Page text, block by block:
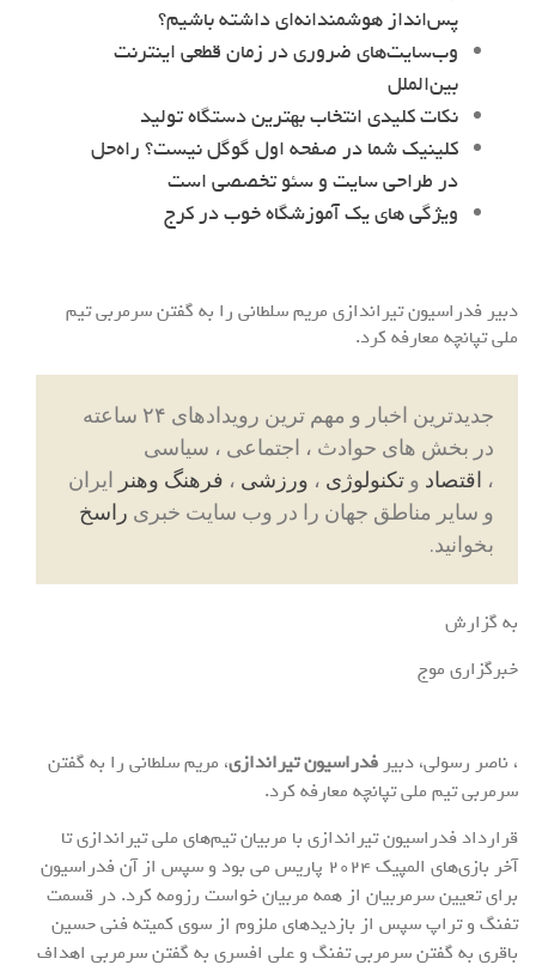
پس‌انداز هوشمندانه‌ای داشته باشیم؟
وب‌سایت‌های ضروری در زمان قطعی اینترنت
بین‌الملل
نکات کلیدی انتخاب بهترین دستگاه تولید
کلینیک شما در صفحه اول گوگل نیست؟ راه‌حل
در طراحی سایت و سئو تخصصی است
ویژگی های یک آموزشگاه خوب در کرج
دبیر فدراسیون تیراندازی مریم سلطانی را به گفتن سرمربی تیم
ملی تپانچه معارفه کرد.
جدیدترین اخبار و مهم ترین رویدادهای ۲۴ ساعته
در بخش های حوادث ، اجتماعی ، سیاسی
، اقتصاد و تکنولوژی ، ورزشی ، فرهنگ وهنر ایران
و سایر مناطق جهان را در وب سایت خبری راسخ
بخوانید.
به گزارش
خبرگزاری موج
، ناصر رسولی، دبیر فدراسیون تیراندازی، مریم سلطانی را به گفتن
سرمربی تیم ملی تپانچه معارفه کرد.
قرارداد فدراسیون تیراندازی با مربیان تیم‌های ملی تیراندازی تا
آخر بازی‌های المپیک ۲۰۲۴ پاریس می بود و سپس از آن فدراسیون
برای تعیین سرمربیان از همه مربیان خواست رزومه کرد. در قسمت
تفنگ و تراپ سپس از بازدید‌های ملزوم از سوی کمیته فنی حسین
باقری به گفتن سرمربی تفنگ و علی افسری به گفتن سرمربی اهداف